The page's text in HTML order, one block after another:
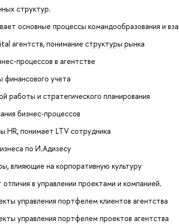
структур.
основные процессы командообразования и
агентств, понимание структуры рынка
процессов в агентстве
учета
работы и стратегического планирования
бизнес-процессов
HR, понимает LTV сотрудника
по И.Адизесу
влияющие на корпоративную культуру
в управлении проектами и компанией.
управления портфелем клиентов агентства
управления портфелем проектов агентства